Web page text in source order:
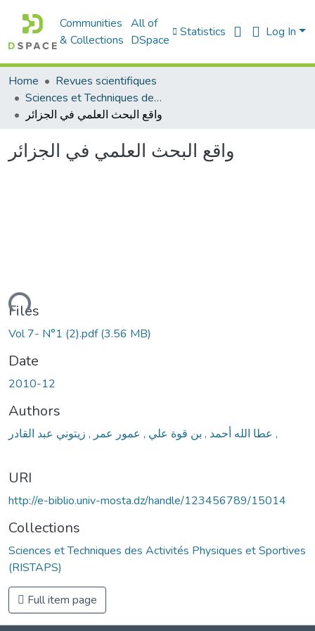
Communities
& Collections
All of
DSpace
Statistics Log In
Home
Revues scientifiques
Sciences et Techniques des Activités Physiques et Sportives (RISTAPS)
واقع البحث العلمي في الجزائر
واقع البحث العلمي في الجزائر
Files
Vol 7- N°1 (2).pdf(3.56 MB)
Date
2010-12
Authors
عطا الله أحمد , بن قوة علي , عمور عمر , زيتوني عبد القادر ,
URI
http://e-biblio.univ-mosta.dz/handle/123456789/15014
Collections
Sciences et Techniques des Activités Physiques et Sportives
(RISTAPS)
Full item page